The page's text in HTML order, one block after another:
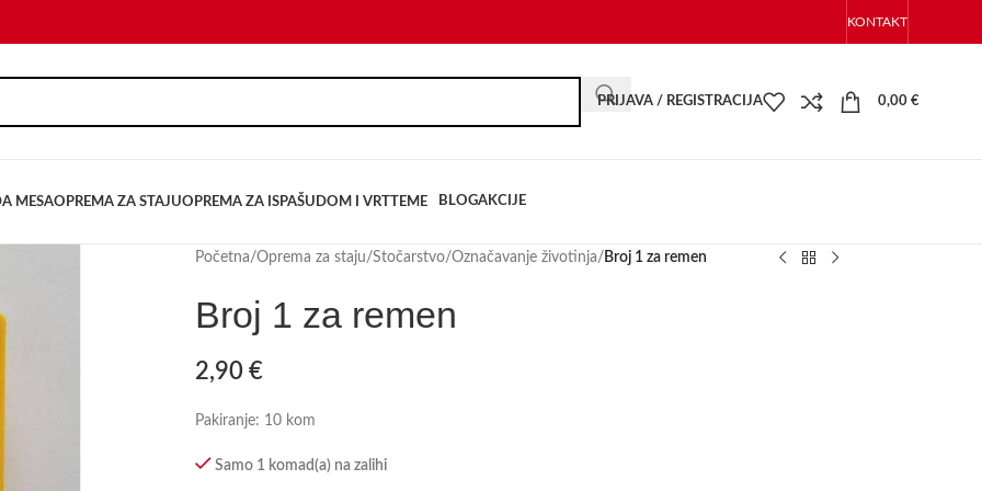
KONTAKT
PRIJAVA / REGISTRACIJA 0,00 €
MESAOPREMA ZA STAJUOPREMA ZA ISPAŠU DOM I VRTTEME BLOGAKCIJE
Početna/Oprema za staju/Stočarstvo/Označavanje životinja/ Broj 1 za remen
Broj 1 za remen
2,90 €
Pakiranje: 10 kom
Samo 1 komad(a) na zalihi